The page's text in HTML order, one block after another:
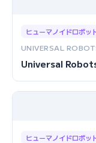
ヒューマノイドロボッ
UNIVERSAL
Universal
ヒューマノイドロボッ